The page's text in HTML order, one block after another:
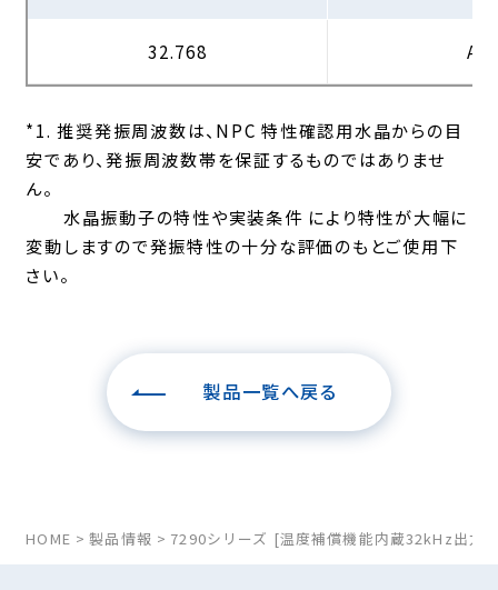
32.768 A1
*1. 推奨発振周波数は、NPC 特性確認用水晶からの目
安であり、発振周波数帯を保証するものではありませ
ん。
水晶振動子の特性や実装条件 により特性が大幅に
変動しますので発振特性の十分な評価のもとご使用下
さい。
製品一覧へ戻る
HOME 製品情報 7290シリーズ [温度補償機能内蔵32kHz出力